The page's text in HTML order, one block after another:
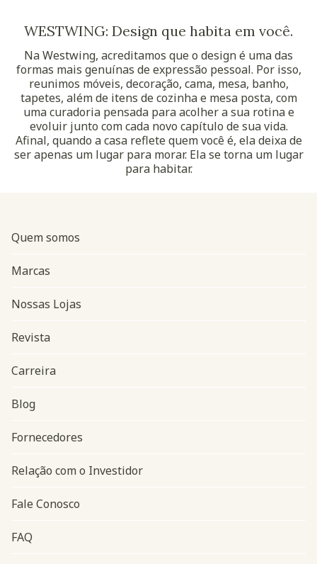
WESTWING: Design que habita em você.
Na Westwing, acreditamos que o design é uma das
formas mais genuínas de expressão pessoal. Por isso,
reunimos móveis, decoração, cama, mesa, banho,
tapetes, além de itens de cozinha e mesa posta, com
uma curadoria pensada para acolher a sua rotina e
evoluir junto com cada novo capítulo de sua vida.
Afinal, quando a casa reflete quem você é, ela deixa de
ser apenas um lugar para morar. Ela se torna um lugar
para habitar.
Navegação do rodapé
Quem somos
Marcas
Nossas Lojas
Revista
Carreira
Blog
Fornecedores
Relação com o Investidor
Fale Conosco
FAQ